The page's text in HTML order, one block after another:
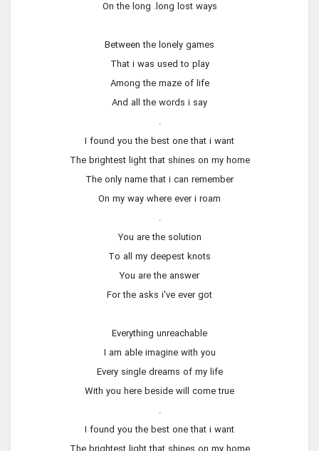
On the long .long lost ways
Between the lonely games
That i was used to play
Among the maze of life
And all the words i say
.
I found you the best one that i want
The brightest light that shines on my home
The only name that i can remember
On my way where ever i roam
.
You are the solution
To all my deepest knots
You are the answer
For the asks i've ever got
Everything unreachable
I am able imagine with you
Every single dreams of my life
With you here beside will come true
.
I found you the best one that i want